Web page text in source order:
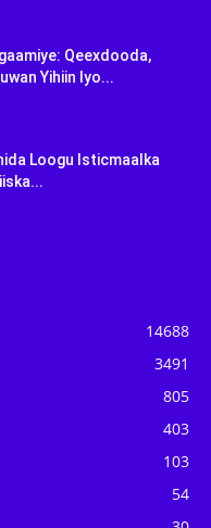
Qeexdooda,
Yihiin Iyo...
Loogu Isticmaalka
14688
3491
805
403
103
54